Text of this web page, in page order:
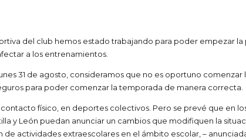
del club hemos estado trabajando para poder empezar
a los entrenamientos.
31 de agosto, consideramos que no es oportuno
para poder comenzar la temporada de manera correcta.
físico, en deportes colectivos. Pero se prevé que en
y León puedan anunciar un cambios que modifiquen la
actividades extraescolares en el ámbito escolar, –